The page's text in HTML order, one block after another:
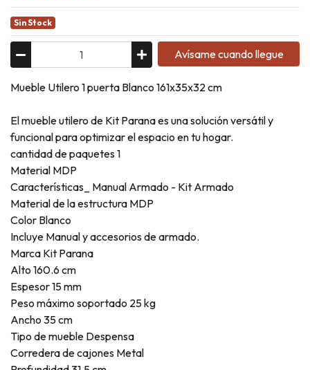
Sin Stock
Avísame cuando llegue
Mueble Utilero 1 puerta Blanco 161x35x32 cm
El mueble utilero de Kit Parana es una solución versátil y
funcional para optimizar el espacio en tu hogar.
cantidad de paquetes 1
Material MDP
Características_ Manual Armado - Kit Armado
Material de la estructura MDP
Color Blanco
Incluye Manual y accesorios de armado.
Marca Kit Parana
Alto 160.6 cm
Espesor 15 mm
Peso máximo soportado 25 kg
Ancho 35 cm
Tipo de mueble Despensa
Corredera de cajones Metal